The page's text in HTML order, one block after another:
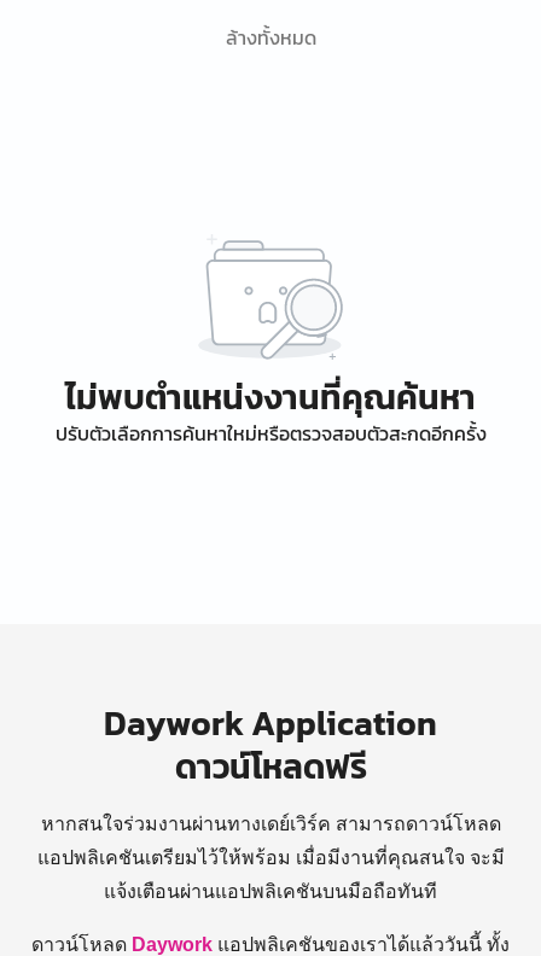
ล้างทั้งหมด
ไม่พบตำแหน่งงานที่คุณค้นหา
ปรับตัวเลือกการค้นหาใหม่หรือตรวจสอบตัวสะกดอีกครั้ง
Daywork Application
ดาวน์โหลดฟรี
หากสนใจร่วมงานผ่านทางเดย์เวิร์ค สามารถดาวน์โหลด
แอปพลิเคชันเตรียมไว้ให้พร้อม เมื่อมีงานที่คุณสนใจ จะมี
แจ้งเตือนผ่านแอปพลิเคชันบนมือถือทันที
ดาวน์โหลด Daywork แอปพลิเคชันของเราได้แล้ววันนี้ ทั้ง